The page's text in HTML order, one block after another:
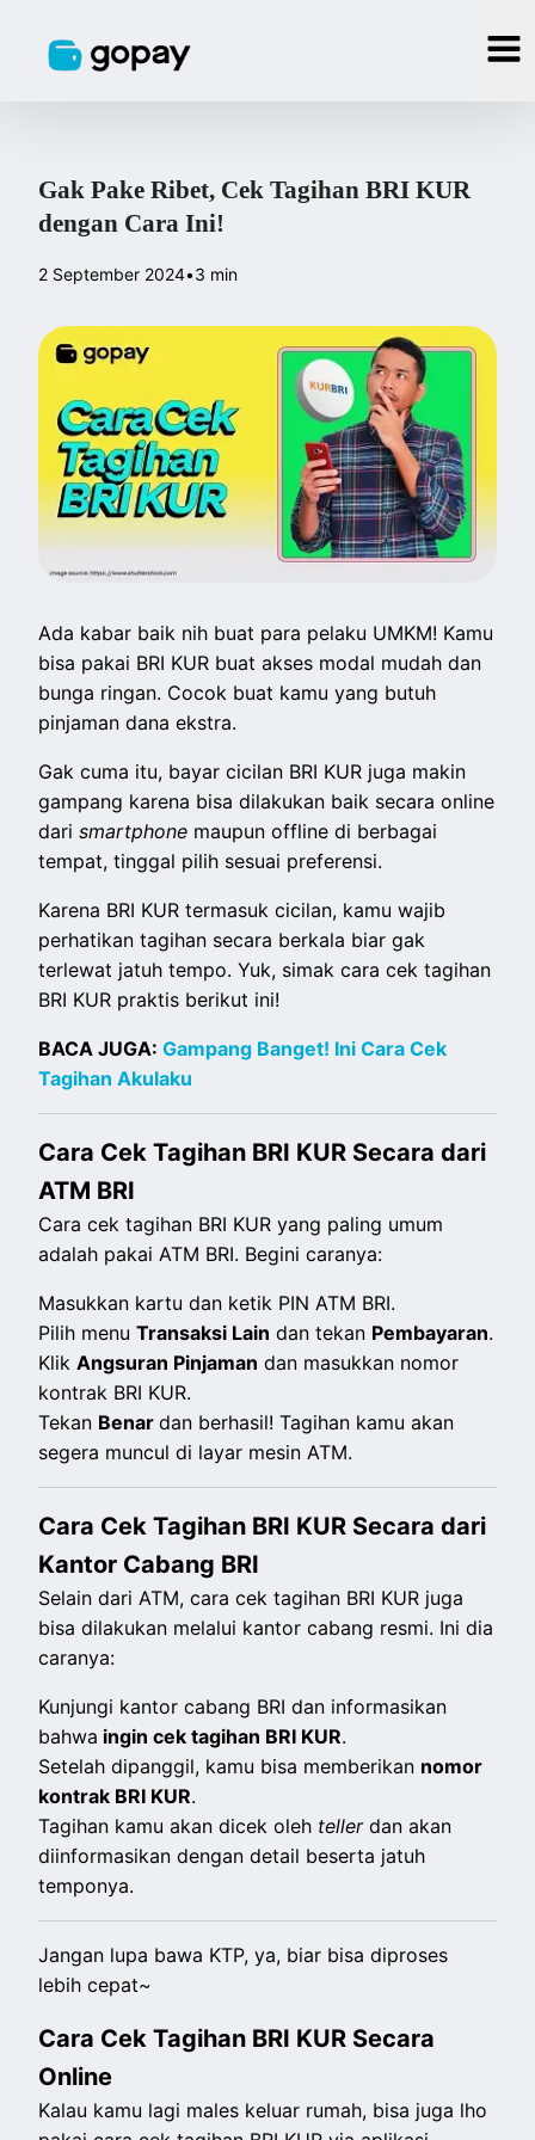
Gak Pake Ribet, Cek Tagihan BRI KUR
dengan Cara Ini!
2 September 2024•3 min
Ada kabar baik nih buat para pelaku UMKM! Kamu
bisa pakai BRI KUR buat akses modal mudah dan
bunga ringan. Cocok buat kamu yang butuh
pinjaman dana ekstra.
Gak cuma itu, bayar cicilan BRI KUR juga makin
gampang karena bisa dilakukan baik secara online
darismartphone maupun offline di berbagai
tempat, tinggal pilih sesuai preferensi.
Karena BRI KUR termasuk cicilan, kamu wajib
perhatikan tagihan secara berkala biar gak
terlewat jatuh tempo. Yuk, simak cara cek tagihan
BRI KUR praktis berikut ini!
BACA JUGA:Gampang Banget! Ini Cara Cek
Tagihan Akulaku
Cara Cek Tagihan BRI KUR Secara dari
ATM BRI
Cara cek tagihan BRI KUR yang paling umum
adalah pakai ATM BRI. Begini caranya:
Masukkan kartu dan ketik PIN ATM BRI.
Pilih menuTransaksi Lain dan tekan Pembayaran.
KlikAngsuran Pinjaman dan masukkan nomor
kontrak BRI KUR.
Tekan Benardan berhasil! Tagihan kamu akan
segera muncul di layar mesin ATM.
Cara Cek Tagihan BRI KUR Secara dari
Kantor Cabang BRI
Selain dari ATM, cara cek tagihan BRI KUR juga
bisa dilakukan melalui kantor cabang resmi. Ini dia
caranya:
Kunjungi kantor cabang BRI dan informasikan
bahwa ingin cek tagihan BRI KUR.
Setelah dipanggil, kamu bisa memberikan nomor
kontrak BRI KUR.
Tagihan kamu akan dicek oleh tellerdan akan
diinformasikan dengan detail beserta jatuh
temponya.
Jangan lupa bawa KTP, ya, biar bisa diproses
lebih cepat~
Cara Cek Tagihan BRI KUR Secara
Online
Kalau kamu lagi males keluar rumah, bisa juga lho